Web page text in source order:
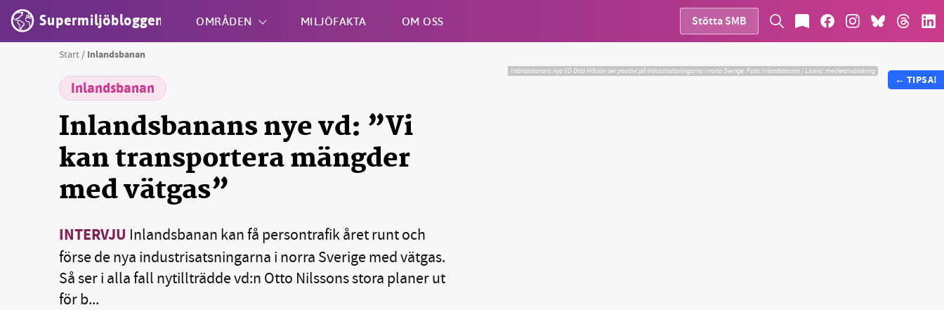
Supermiljöbloggen OMRÅDEN MILJÖFAKTA OM OSS Stötta SMB
Shift + S
Start / Inlandsbanan
Inlandsbanan
Inlandsbanans nye vd: ”Vi
kan transportera mängder
med vätgas”
INTERVJU Inlandsbanan kan få persontrafik året runt och
förse de nya industrisatsningarna i norra Sverige med vätgas.
Så ser i alla fall nytillträdde vd:n Otto Nilssons stora planer ut
för b...
Inlandsbanans nya VD Otto Nilsson ser positivt på industrisatsningarna i norra Sverige. Foto:Inlandsbanan / Licens: medieanvändning
← TIPSA!